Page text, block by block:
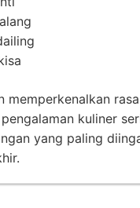
memperkenalkan
kuliner
yang paling